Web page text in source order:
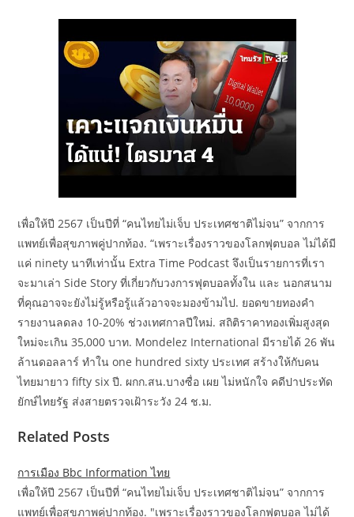
เพื่อให้ปี 2567 เป็นปีที่ “คนไทยไม่เจ็บ ประเทศชาติไม่จน” จากการ
แพทย์เพื่อสุขภาพคู่ปากท้อง. “เพราะเรื่องราวของโลกฟุตบอล ไม่ได้มี
แค่ ninety นาทีเท่านั้น Extra Time Podcast จึงเป็นรายการที่เรา
จะมาเล่า Side Story ที่เกี่ยวกับวงการฟุตบอลทั้งใน และ นอกสนาม
ที่คุณอาจจะยังไม่รู้หรือรู้แล้วอาจจะมองข้ามไป. ยอดขายทองคำ
รายงานลดลง 10-20% ช่วงเทศกาลปีใหม่. สถิติราคาทองเพิ่มสูงสุด
ใหม่จะเกิน 35,000 บาท. Mondelez International มีรายได้ 26 พัน
ล้านดอลลาร์ ทำใน one hundred sixty ประเทศ สร้างให้กับคน
ไทยมายาว fifty six ปี. ผกก.สน.บางซื่อ เผย ไม่หนักใจ คดีปาประทัด
ยักษ์ไทยรัฐ ส่งสายตรวจเฝ้าระวัง 24 ช.ม.
Related Posts
การเมือง Bbc Information ไทย
เพื่อให้ปี 2567 เป็นปีที่ “คนไทยไม่เจ็บ ประเทศชาติไม่จน” จากการ
แพทย์เพื่อสุขภาพคู่ปากท้อง. "เพราะเรื่องราวของโลกฟุตบอล ไม่ได้